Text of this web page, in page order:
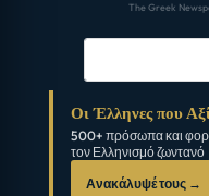
The Greek
Οι Έλληνες που
500+ πρόσωπα και
τον Ελληνισμό ζωντανό
Ανακάλυψέ τους →